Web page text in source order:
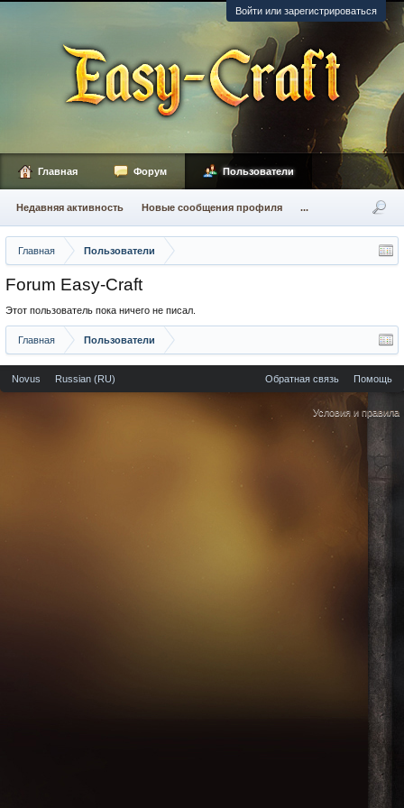
Войти или зарегистрироваться
Главная Пользователи
Forum Easy-Craft
Этот пользователь пока ничего не писал.
Главная Пользователи
Главная Форум Пользователи
Недавняя активность Новые сообщения профиля ...
Novus Russian (RU) Обратная связь Помощь
Условия и правила